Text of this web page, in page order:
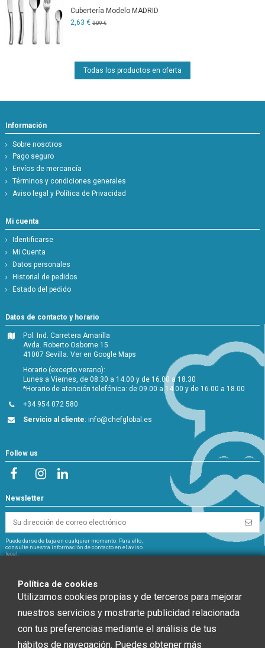
Cubertería Modelo MADRID
2,63 € 3,09 €
Todas los productos en oferta
Información
Sobre nosotros
Pago seguro
Envíos de mercancía
Términos y condiciones generales
Aviso legal y Política de Privacidad
Mi cuenta
Identificarse
Mi Cuenta
Datos personales
Historial de pedidos
Estado del pedido
Datos de contacto y horario
Pol. Ind. Carretera Amarilla
Avda. Roberto Osborne 15
41007 Sevilla.Ver en Google Maps
Horario (excepto verano):
Lunes a Viernes, de 08.30 a 14.00 y de 16.00 a 18.30
*Horario de atención telefónica: de 09.00 a 14.00 y de 16.00 a 18.00
+34 954 072 580
Servicio al cliente:info@chefglobal.es
Follow us
Newsletter
Puede darse de baja en cualquier momento. Para ello,
consulte nuestra información de contacto en el aviso
legal.
CHEF GLOBAL 2014 SOCIEDAD LIMITADA ha recibido una ayuda de la Unión
Política de cookies
Utilizamos cookies propias y de terceros para mejorar
nuestros servicios y mostrarte publicidad relacionada
con tus preferencias mediante el análisis de tus
hábitos de navegación. Puedes obtener más